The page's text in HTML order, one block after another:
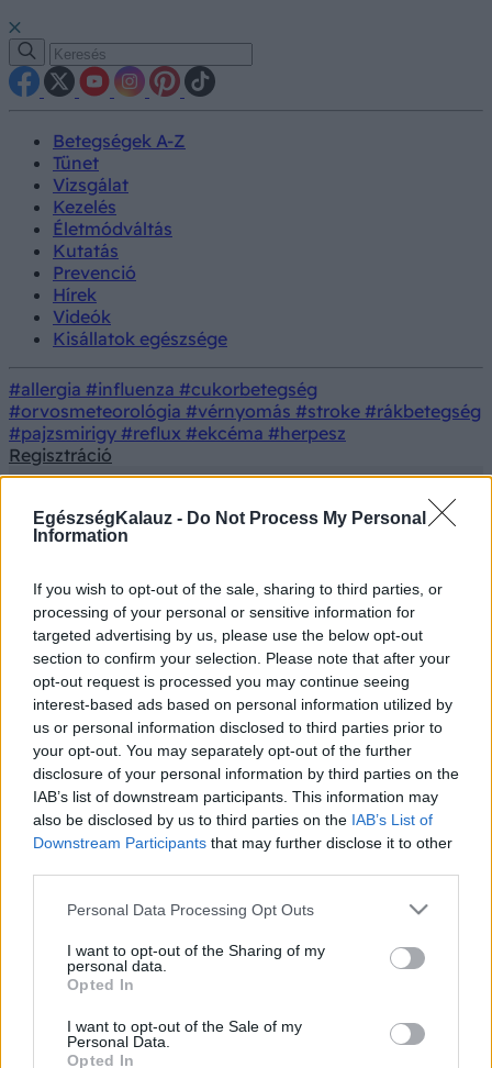
EgészségKalauz - Do Not Process My Personal
Information
If you wish to opt-out of the sale, sharing to third parties, or
processing of your personal or sensitive information for
targeted advertising by us, please use the below opt-out
section to confirm your selection. Please note that after your
opt-out request is processed you may continue seeing
interest-based ads based on personal information utilized by
us or personal information disclosed to third parties prior to
your opt-out. You may separately opt-out of the further
disclosure of your personal information by third parties on the
IAB’s list of downstream participants. This information may
also be disclosed by us to third parties on the IAB’s List of
Downstream Participants that may further disclose it to other
Please note that this website/app uses one or more Google
not limited to your visit or usage behaviour. You may click to
grant or deny consent to Google and its third-party tags to
use your data for below specified purposes in below Google
consent section.
Personal Data Processing Opt Outs
I want to opt-out of the Sharing of my
personal data.
Opted In
I want to opt-out of the Sale of my
Personal Data.
Opted In
Betegségek A-Z
Tünet
Vizsgálat
Kezelés
Életmódváltás
Kutatás
Prevenció
Hírek
Videók
Kisállatok egészsége
#allergia #influenza #cukorbetegség
#orvosmeteorológia #vérnyomás #stroke #rákbetegség
#pajzsmirigy #reflux #ekcéma #herpesz
Regisztráció
Megfázás
Megfázás, nátha, meghűlés tünetei,
vizsgálata és kezelése
A nátha, megfázás, meghűlés nagyon gyakori,
vírusos eredetű felsőlégúti megbetegedés.
Jellegzetes tünetei a tüsszögés, az orrfolyás, a
A megfázás, nátha oka és
kialakulása
A nátha a leggyakoribb, felső légutakat érintő,